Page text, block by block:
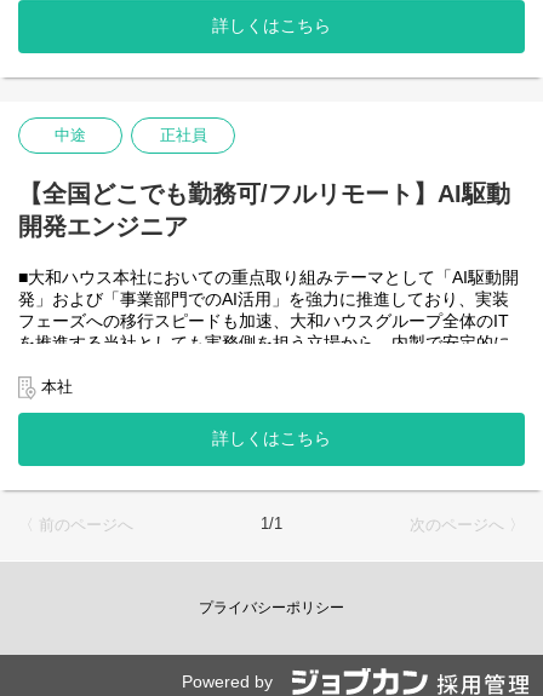
ます。使用ツールの制約があり、1人で1案件を担当します。
使用ツール：
-UiPath
-AI-OCR/DX Suite
-MySQL など
２時までの間であれば、自由な時間に働いていただけます。業務
を途中で中断したり、働く時間を調整できるので、家事、育児、
ることが一番の生産性向上につながると思っておりますのでフル
・開発チーム(６名)
ループ会社に必要なRPA(UiPath)の導入・開発を一人一案件担当し
ていただきヒアリングからお任せします。
工期は短い物だと１カ月から長い物だと半年くらいの物が多いで
・運用保守チーム(２名)
大和ハウスグループ全体のIT・DXを推進する当社にて、自社やグ
ループ会社に導入したRPA(UiPath)の運用、保守、問い合わせ対応
使用ツール：
-AI-OCR
＜クライアントは大和ハウスグループ全体＞
名の
出資は大和ハウス本体になりますが、売上好調かつDX推進の優先
潤沢なリソースのもと、最上流から変革を進めていくことが可能
詳しくはこちら
中途 正社員
【全国どこでも勤務可/フルリモート】AI駆動
開発エンジニア
■大和ハウス本社においての重点取り組みテーマとして「AI駆動開
発」および「事業部門でのAI活用」を強力に推進しており、実装
フェーズへの移行スピードも加速、大和ハウスグループ全体のIT
を推進する当社としても実務側を担う立場から、内製で安定的に
います。
なお、フルリモート勤務可能なので、勤務地は北海道から沖縄ま
で、日本全国どこからでも働いていただけます。
入社日以外の出社は年１～４回程度なので、入社後の勤務地は国
また、働く時間に制限もなく、月160時間の勤務で、午前５時～２
２時までの間であれば、自由な時間に働いていただけます。業務
を途中で中断したり、働く時間を調整できるので、家事、育児、
介護などとの両立も可能です。社員が仕事をしやすい環境を整え
・SPA（Single Page Application）を中心としたWebアプリケーシ
本社
詳しくはこちら
〈 前のページへ 1/1 次のページへ 〉
プライバシーポリシー
Powered by